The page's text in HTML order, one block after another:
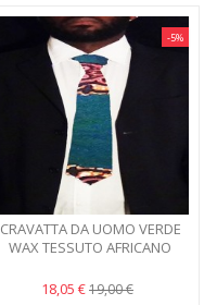
-5%
CRAVATTA DA UOMO VERDE
WAX TESSUTO AFRICANO
18,05 €19,00 €